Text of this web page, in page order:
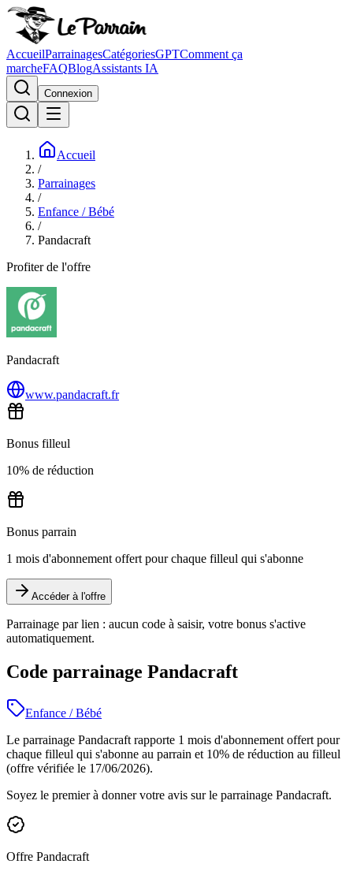
AccueilParrainagesCatégoriesGPTComment ça
marcheFAQBlogAssistants IA
Connexion
Accueil
/
Parrainages
/
Enfance / Bébé
/
Pandacraft
Profiter de l'offre
Pandacraft
www.pandacraft.fr
Bonus filleul
10% de réduction
Bonus parrain
1 mois d'abonnement offert pour chaque filleul qui s'abonne
Accéder à l'offre
Parrainage par lien : aucun code à saisir, votre bonus s'active
automatiquement.
Code parrainage Pandacraft
Enfance / Bébé
Le parrainage Pandacraft rapporte 1 mois d'abonnement offert pour
chaque filleul qui s'abonne au parrain et 10% de réduction au filleul
(offre vérifiée le 17/06/2026).
Soyez le premier à donner votre avis sur le parrainage Pandacraft.
Offre Pandacraft